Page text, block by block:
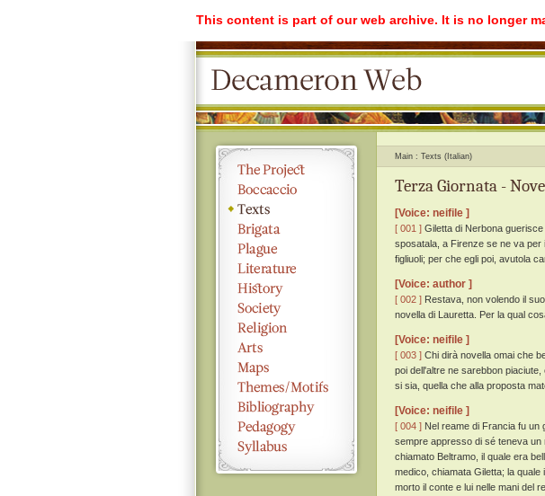
This content is part of our web archive. It is no longer
Main Texts (Italian)
Terza Giornata -
[Voice: neifile ]
[ 001 ] Giletta di Nerbona
sposatala, a Firenze se ne va per
figliuoli; per che egli poi, avutola
[Voice: author ]
[ 002 ] Restava, non volendo il
novella di Lauretta. Per la qual
[Voice: neifile ]
[ 003 ] Chi dirà novella omai che
poi dell'altre ne sarebbon
si sia, quella che alla proposta
[Voice: neifile ]
[ 004 ] Nel reame di Francia fu un
sempre appresso di sé teneva un
chiamato Beltramo, il quale era
medico, chiamata Giletta; la
morto il conte e lui nelle mani del